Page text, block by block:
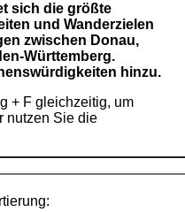
sich die größte
und Wanderzielen
zwischen Donau,
Württemberg.
hinzu.
+ F gleichzeitig, um
nutzen Sie die